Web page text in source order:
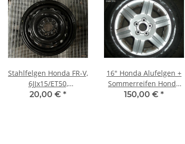
Stahlfelgen Honda FR-V,
6JJx15/ET50,
5x114,3x64,1, Alcar
20,00 € *
16" Honda Alufelgen +
Sommerreifen Honda
CR-V
150,00 € *